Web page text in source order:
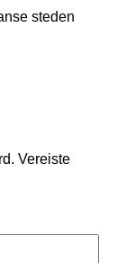
steden
Vereiste